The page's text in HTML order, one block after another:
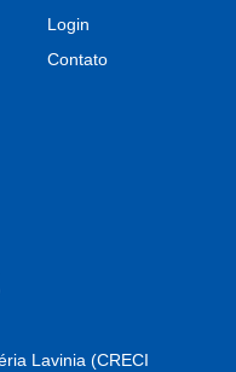
Lavinia (CRECI
Login
Contato